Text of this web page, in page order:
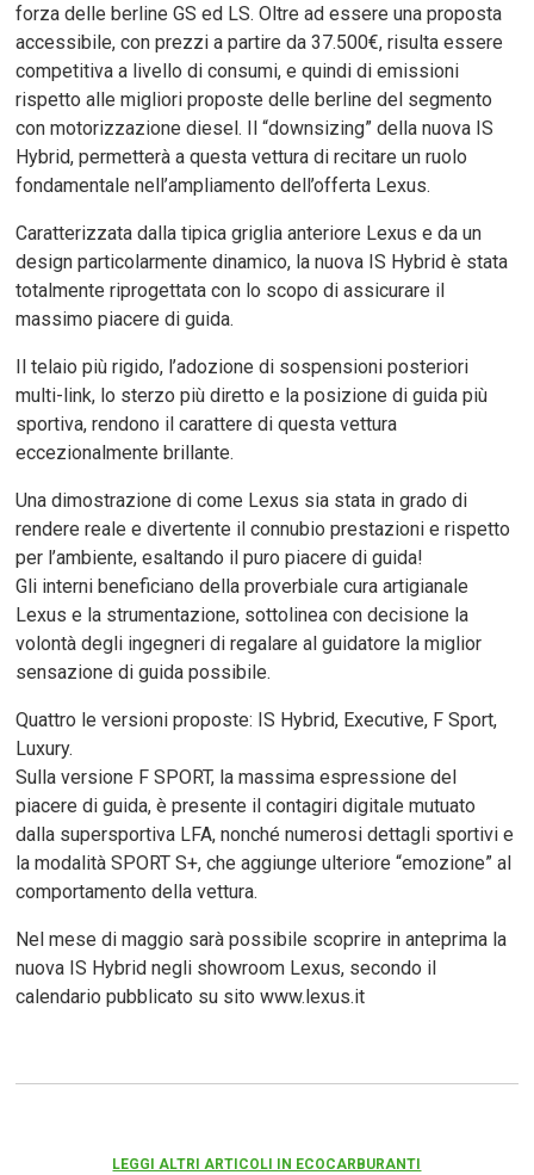
forza delle berline GS ed LS. Oltre ad essere una proposta
accessibile, con prezzi a partire da 37.500€, risulta essere
competitiva a livello di consumi, e quindi di emissioni
rispetto alle migliori proposte delle berline del segmento
con motorizzazione diesel. Il “downsizing” della nuova IS
Hybrid, permetterà a questa vettura di recitare un ruolo
fondamentale nell’ampliamento dell’offerta Lexus.
Caratterizzata dalla tipica griglia anteriore Lexus e da un
design particolarmente dinamico, la nuova IS Hybrid è stata
totalmente riprogettata con lo scopo di assicurare il
massimo piacere di guida.
Il telaio più rigido, l’adozione di sospensioni posteriori
multi-link, lo sterzo più diretto e la posizione di guida più
sportiva, rendono il carattere di questa vettura
eccezionalmente brillante.
Una dimostrazione di come Lexus sia stata in grado di
rendere reale e divertente il connubio prestazioni e rispetto
per l’ambiente, esaltando il puro piacere di guida!
Gli interni beneficiano della proverbiale cura artigianale
Lexus e la strumentazione, sottolinea con decisione la
volontà degli ingegneri di regalare al guidatore la miglior
sensazione di guida possibile.
Quattro le versioni proposte: IS Hybrid, Executive, F Sport,
Luxury.
Sulla versione F SPORT, la massima espressione del
piacere di guida, è presente il contagiri digitale mutuato
dalla supersportiva LFA, nonché numerosi dettagli sportivi e
la modalità SPORT S+, che aggiunge ulteriore “emozione” al
comportamento della vettura.
Nel mese di maggio sarà possibile scoprire in anteprima la
nuova IS Hybrid negli showroom Lexus, secondo il
calendario pubblicato su sito www.lexus.it
LEGGI ALTRI ARTICOLI IN ECOCARBURANTI